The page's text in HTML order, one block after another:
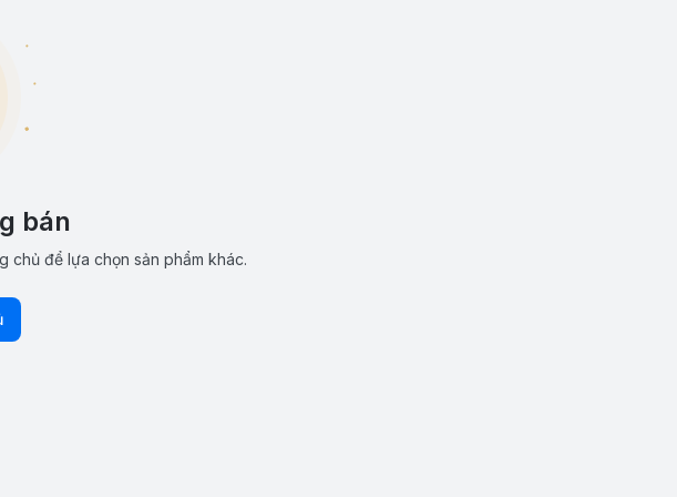
bán
chủ để lựa chọn sản phẩm khác.